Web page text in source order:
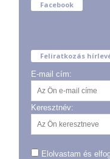
Facebook
Feliratkozás
E-mail cím:
Keresztnév:
Elolvastam és